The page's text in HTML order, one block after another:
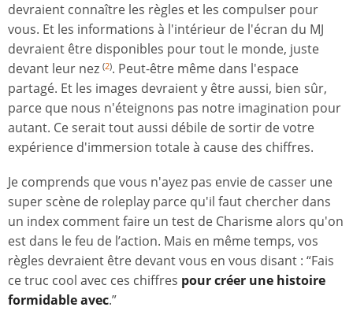
devraient connaître les règles et les compulser pour
vous. Et les informations à l'intérieur de l'écran du MJ
devraient être disponibles pour tout le monde, juste
devant leur nez (2). Peut-être même dans l'espace
partagé. Et les images devraient y être aussi, bien sûr,
parce que nous n'éteignons pas notre imagination pour
autant. Ce serait tout aussi débile de sortir de votre
expérience d'immersion totale à cause des chiffres.
Je comprends que vous n'ayez pas envie de casser une
super scène de roleplay parce qu'il faut chercher dans
un index comment faire un test de Charisme alors qu'on
est dans le feu de l’action. Mais en même temps, vos
règles devraient être devant vous en vous disant : “Fais
ce truc cool avec ces chiffres pour créer une histoire
formidable avec.”